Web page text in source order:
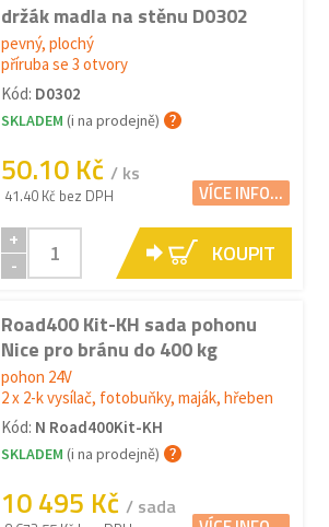
držák madla na stěnu D0302
pevný, plochý
příruba se 3 otvory
Kód: D0302
SKLADEM (i na prodejně)
50.10 Kč / ks
41.40 Kč bez DPH VÍCE INFO...
+
-
KOUPIT
Road400 Kit-KH sada pohonu
Nice pro bránu do 400 kg
pohon 24V
2 x 2-k vysílač, fotobuňky, maják, hřeben
Kód: N Road400Kit-KH
SKLADEM (i na prodejně)
10 495 Kč / sada